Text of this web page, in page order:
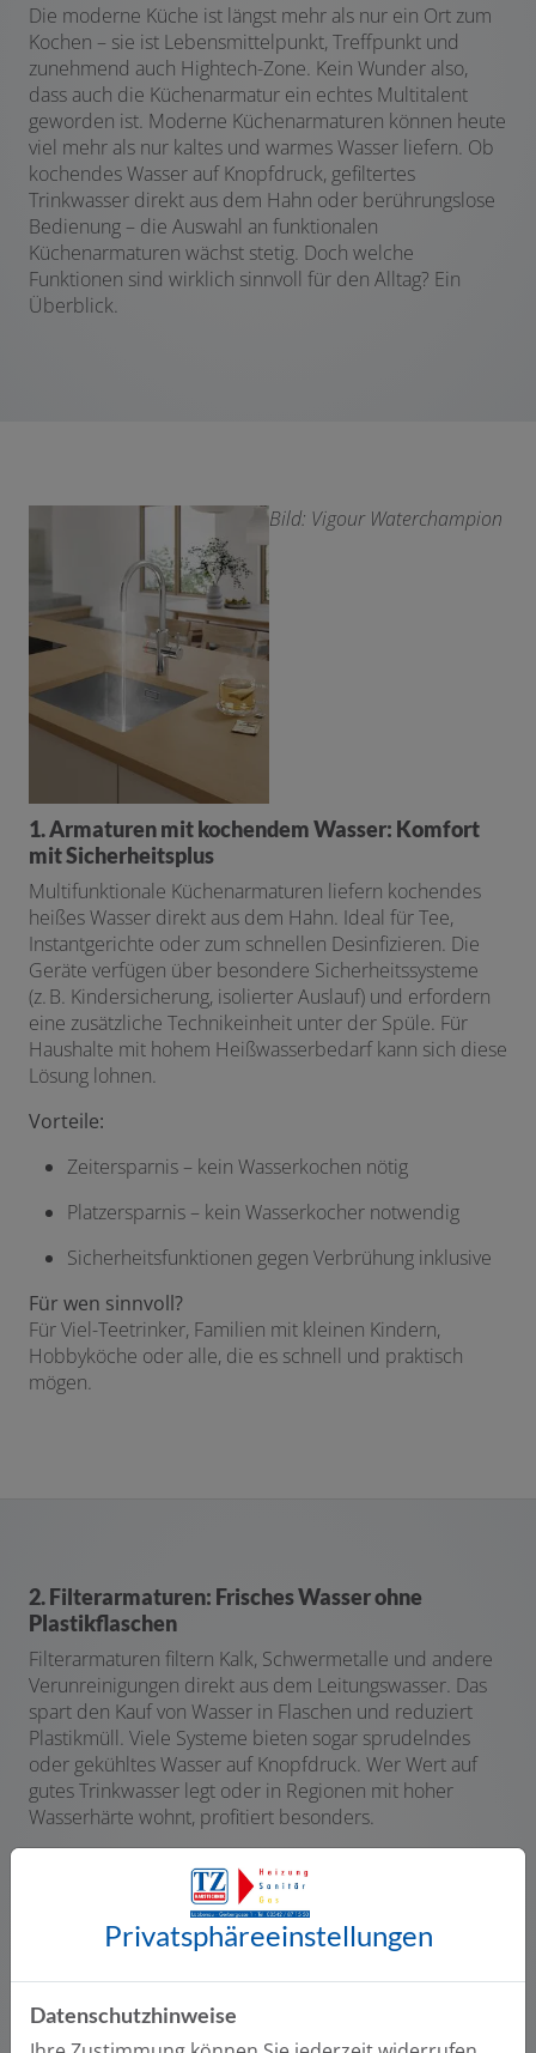
Die moderne Küche ist längst mehr als nur ein Ort zum
Kochen – sie ist Lebensmittelpunkt, Treffpunkt und
zunehmend auch Hightech-Zone. Kein Wunder also,
dass auch die Küchenarmatur ein echtes Multitalent
geworden ist. Moderne Küchenarmaturen können heute
viel mehr als nur kaltes und warmes Wasser liefern. Ob
kochendes Wasser auf Knopfdruck, gefiltertes
Trinkwasser direkt aus dem Hahn oder berührungslose
Bedienung – die Auswahl an funktionalen
Küchenarmaturen wächst stetig. Doch welche
Funktionen sind wirklich sinnvoll für den Alltag? Ein
Überblick.
Bild: Vigour Waterchampion
1. Armaturen mit kochendem Wasser: Komfort
mit Sicherheitsplus
Multifunktionale Küchenarmaturen liefern kochendes
heißes Wasser direkt aus dem Hahn. Ideal für Tee,
Instantgerichte oder zum schnellen Desinfizieren. Die
Geräte verfügen über besondere Sicherheitssysteme
(z. B. Kindersicherung, isolierter Auslauf) und erfordern
eine zusätzliche Technikeinheit unter der Spüle. Für
Haushalte mit hohem Heißwasserbedarf kann sich diese
Lösung lohnen.
Vorteile:
Zeitersparnis – kein Wasserkochen nötig
Platzersparnis – kein Wasserkocher notwendig
Sicherheitsfunktionen gegen Verbrühung inklusive
Für wen sinnvoll?
Für Viel-Teetrinker, Familien mit kleinen Kindern,
Hobbyköche oder alle, die es schnell und praktisch
mögen.
2. Filterarmaturen: Frisches Wasser ohne
Plastikflaschen
Filterarmaturen filtern Kalk, Schwermetalle und andere
Verunreinigungen direkt aus dem Leitungswasser. Das
spart den Kauf von Wasser in Flaschen und reduziert
Plastikmüll. Viele Systeme bieten sogar sprudelndes
oder gekühltes Wasser auf Knopfdruck. Wer Wert auf
gutes Trinkwasser legt oder in Regionen mit hoher
Wasserhärte wohnt, profitiert besonders.
Kein Kauf und Schleppen von Flaschenwasser mehr
Umweltfreundlich: Vermeidet Plastikmüll durch
den Verzicht auf Flaschenwasser
Verbesserter Geschmack: Frisches, gesundes
Privatsphäre­einstellungen
Datenschutzhinweise